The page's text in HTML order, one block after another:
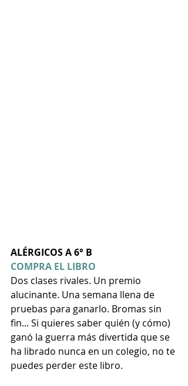
ALÉRGICOS A 6° B
COMPRA EL LIBRO
Dos clases rivales. Un premio
alucinante. Una semana llena de
pruebas para ganarlo. Bromas sin
fin... Si quieres saber quién (y cómo)
ganó la guerra más divertida que se
ha librado nunca en un colegio, no te
puedes perder este libro.